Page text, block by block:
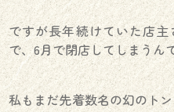
ですが長年続けていた店
で、6月で閉店してしまうん
私もまだ先着数名の幻のト